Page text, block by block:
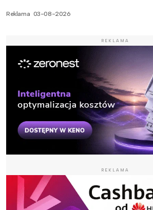
Reklama 03-08-2026
REKLAMA
REKLAMA